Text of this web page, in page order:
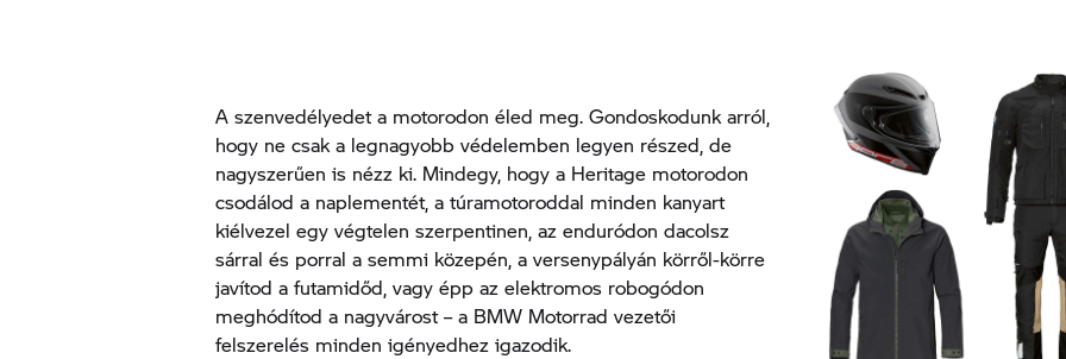
A szenvedélyedet a motorodon éled meg. Gondoskodunk arról,
hogy ne csak a legnagyobb védelemben legyen részed, de
nagyszerűen is nézz ki. Mindegy, hogy a Heritage motorodon
csodálod a naplementét, a túramotoroddal minden kanyart
kiélvezel egy végtelen szerpentinen, az enduródon dacolsz
sárral és porral a semmi közepén, a versenypályán körről-körre
javítod a futamidőd, vagy épp az elektromos robogódon
meghódítod a nagyvárost – a BMW Motorrad vezetői
felszerelés minden igényedhez igazodik.